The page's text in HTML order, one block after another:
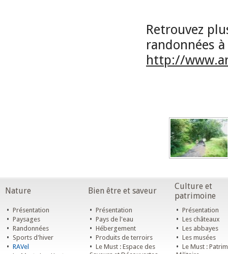
Retrouvez
randonnées
http://
Nature Bien être et saveur
Culture et
patrimoine
• Présentation
• Paysages
• Randonnées
• Sports d'hiver
• RAVel
• Présentation
• Pays de l'eau
• Hébergement
• Produits de terroirs
• Le Must : Espace des
• Présentation
• Les châteaux
• Les abbayes
• Les musées
• Le Must :